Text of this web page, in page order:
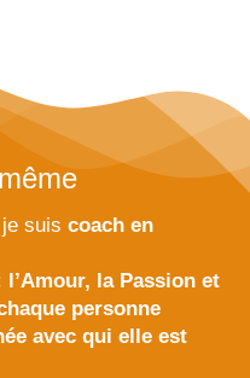
suis coach en
l’Amour, la Passion et
personne
avec qui elle est